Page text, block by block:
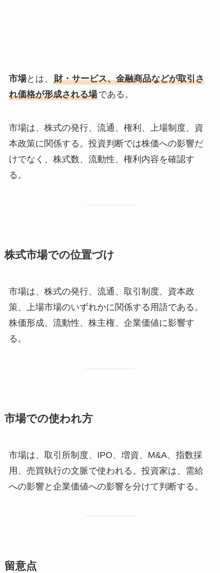
市場とは、 財・サービス、金融商品などが取引さ
れ価格が形成される場である。
市場は、株式の発行、流通、権利、上場制度、資
本政策に関係する。投資判断では株価への影響だ
けでなく、株式数、流動性、権利内容を確認す
る。
株式市場での位置づけ
市場は、株式の発行、流通、取引制度、資本政
策、上場市場のいずれかに関係する用語である。
株価形成、流動性、株主権、企業価値に影響す
る。
市場での使われ方
市場は、取引所制度、IPO、増資、M&A、指数採
用、売買執行の文脈で使われる。投資家は、需給
への影響と企業価値への影響を分けて判断する。
留意点